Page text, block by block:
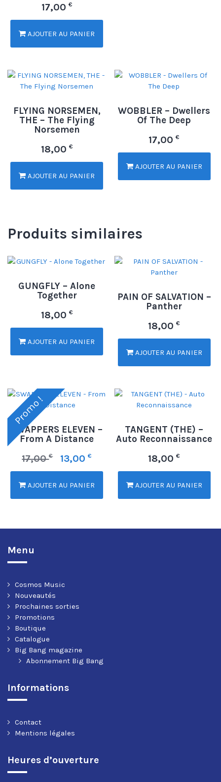
17,00 €
AJOUTER AU PANIER
FLYING NORSEMEN,
THE – The Flying
Norsemen
18,00 €
AJOUTER AU PANIER
WOBBLER – Dwellers
Of The Deep
17,00€
AJOUTER AU PANIER
Produits similaires
GUNGFLY – Alone
Together
18,00 €
AJOUTER AU PANIER
PAIN OF SALVATION –
Panther
18,00€
AJOUTER AU PANIER
Promo !
SWAPPERS ELEVEN –
From A Distance
17,00€ 13,00€
AJOUTER AU PANIER
TANGENT (THE) –
Auto Reconnaissance
18,00€
AJOUTER AU PANIER
Menu
Cosmos Music
Nouveautés
Prochaines sorties
Promotions
Boutique
Catalogue
Big Bang magazine
Abonnement Big Bang
Informations
Contact
Mentions légales
Heures d’ouverture